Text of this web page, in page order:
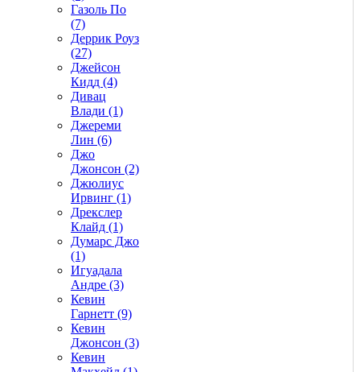
Газоль По
(7)
Деррик Роуз
(27)
Джейсон
Кидд (4)
Дивац
Влади (1)
Джереми
Лин (6)
Джо
Джонсон (2)
Джюлиус
Ирвинг (1)
Дрекслер
Клайд (1)
Думарс Джо
(1)
Игуадала
Андре (3)
Кевин
Гарнетт (9)
Кевин
Джонсон (3)
Кевин